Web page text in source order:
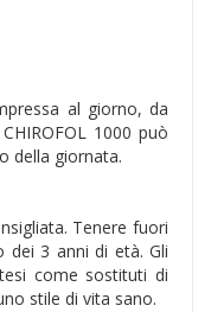
al giorno, da
1000 può
della giornata.
Tenere fuori
3 anni di età. Gli
come sostituti di
stile di vita sano.